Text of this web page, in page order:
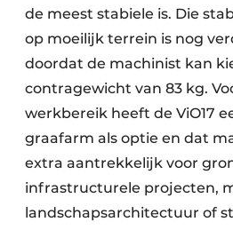
de meest stabiele is. Die
op moeilijk terrein is nog
doordat de machinist kan
contragewicht van 83 kg.
werkbereik heeft de ViO17
graafarm als optie en dat
extra aantrekkelijk voor
infrastructurele projecten,
landschapsarchitectuur of